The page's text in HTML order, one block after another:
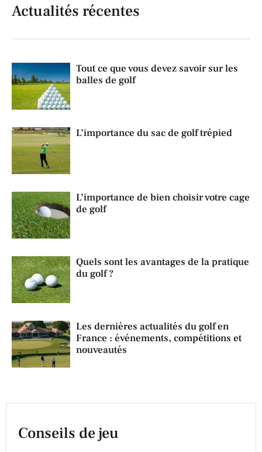
Actualités récentes
Tout ce que vous devez savoir sur les
balles de golf
L’importance du sac de golf trépied
L’importance de bien choisir votre cage
de golf
Quels sont les avantages de la pratique
du golf ?
Les dernières actualités du golf en
France : événements, compétitions et
nouveautés
Conseils de jeu